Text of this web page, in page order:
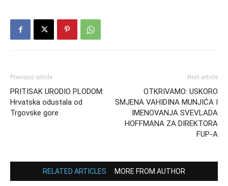
Previous article
PRITISAK URODIO PLODOM:
Hrvatska odustala od
Trgovske gore
Next article
OTKRIVAMO: USKORO
SMJENA VAHIDINA MUNJIĆA I
IMENOVANJA SVEVLADA
HOFFMANA ZA DIREKTORA
FUP-A
RELATED ARTICLES MORE FROM AUTHOR